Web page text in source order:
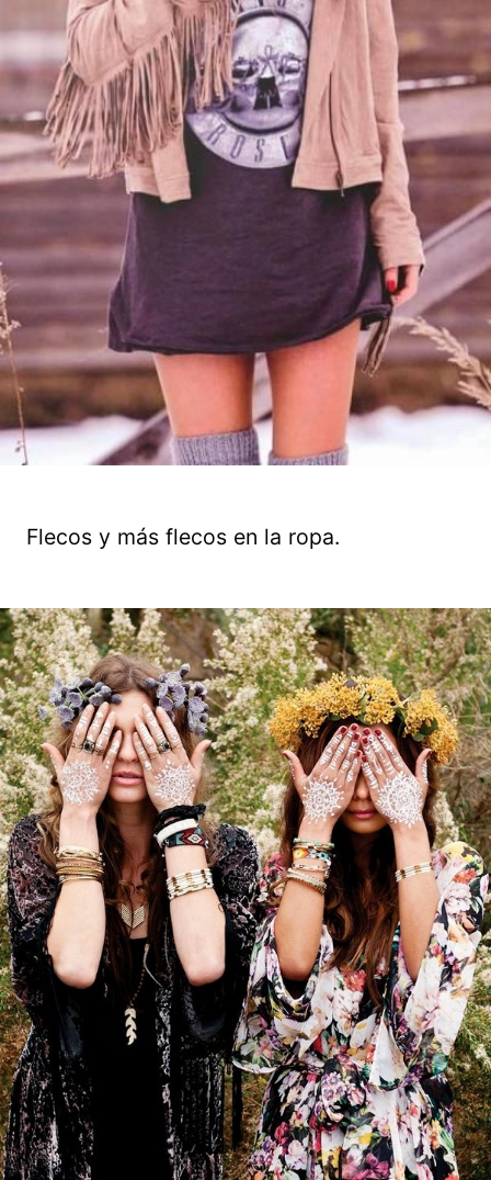
Flecos y más flecos en la ropa.